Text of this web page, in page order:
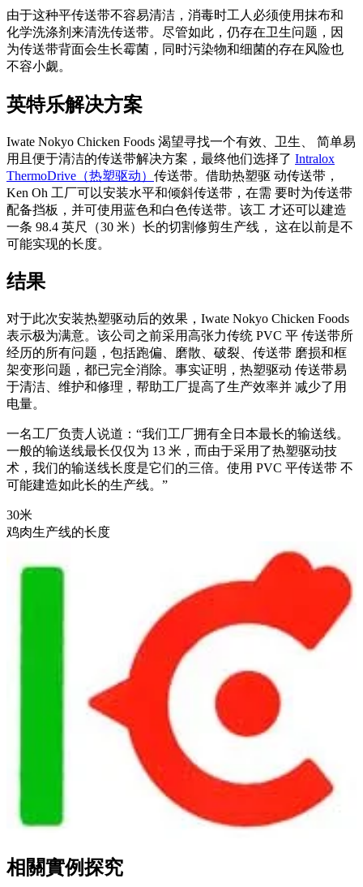
由于这种平传送带不容易清洁，消毒时工人必须使用抹布和
化学洗涤剂来清洗传送带。尽管如此，仍存在卫生问题，因
为传送带背面会生长霉菌，同时污染物和细菌的存在风险也
不容小觑。
英特乐解决方案
Iwate Nokyo Chicken Foods 渴望寻找一个有效、卫生、 简单易
用且便于清洁的传送带解决方案，最终他们选择了 Intralox
ThermoDrive（热塑驱动） 传送带。借助热塑驱 动传送带，
Ken Oh 工厂可以安装水平和倾斜传送带，在需 要时为传送带
配备挡板，并可使用蓝色和白色传送带。该工 才还可以建造
一条 98.4 英尺（30 米）长的切割修剪生产线， 这在以前是不
可能实现的长度。
结果
对于此次安装热塑驱动后的效果，Iwate Nokyo Chicken Foods
表示极为满意。该公司之前采用高张力传统 PVC 平 传送带所
经历的所有问题，包括跑偏、磨散、破裂、传送带 磨损和框
架变形问题，都已完全消除。事实证明，热塑驱动 传送带易
于清洁、维护和修理，帮助工厂提高了生产效率并 减少了用
电量。
一名工厂负责人说道：“我们工厂拥有全日本最长的输送线。
一般的输送线最长仅仅为 13 米，而由于采用了热塑驱动技
术，我们的输送线长度是它们的三倍。使用 PVC 平传送带 不
可能建造如此长的生产线。”
30米
鸡肉生产线的长度
相關實例探究